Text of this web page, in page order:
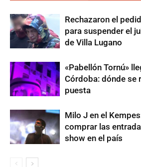
Rechazaron el
para suspender el
de Villa Lugano
«Pabellón Tornú»
Córdoba: dónde se
puesta
Milo J en el
comprar las
show en el país